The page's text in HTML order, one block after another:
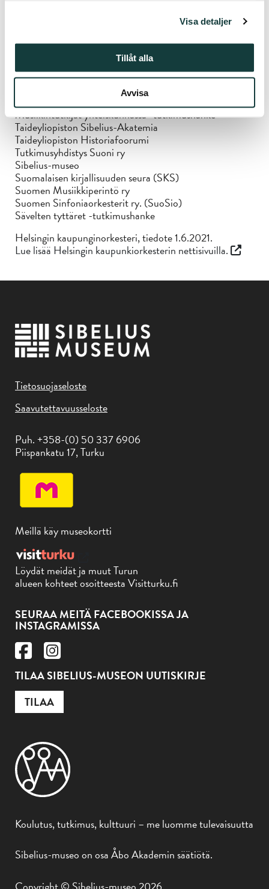
Visa detaljer
Tillåt alla
Avvisa
Helsingin kaupunginorkesteri
Helsingin yliopisto, Taiteiden tutkimus & musiikkitiede
Fennica Gehrman
Music Finland
Musiikintutkijat yhteiskunnassa -tutkimushanke
Taideyliopiston Sibelius-Akatemia
Taideyliopiston Historiafoorumi
Tutkimusyhdistys Suoni ry
Sibelius-museo
Suomalaisen kirjallisuuden seura (SKS)
Suomen Musiikkiperintö ry
Suomen Sinfoniaorkesterit ry. (SuoSio)
Sävelten tyttäret -tutkimushanke
Helsingin kaupunginorkesteri, tiedote 1.6.2021.
Lue lisää Helsingin kaupunkiorkesterin nettisivuilla.
Tietosuojaseloste
Saavutettavuusseloste
Puh. +358-(0) 50 337 6906
Piispankatu 17, Turku
Meillä käy museokortti
Löydät meidät ja muut Turun
alueen kohteet osoitteesta Visitturku.fi
SEURAA MEITÄ FACEBOOKISSA JA
INSTAGRAMISSA
TILAA SIBELIUS-MUSEON UUTISKIRJE
TILAA
Koulutus, tutkimus, kulttuuri – me luomme tulevaisuutta
Sibelius-museo on osa Åbo Akademin säätiötä.